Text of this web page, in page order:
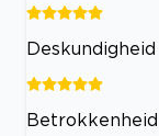
Deskundigheid
Betrokkenheid